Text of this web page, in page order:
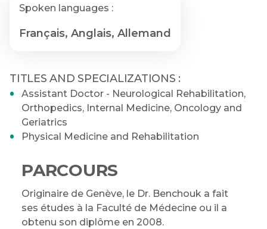
Spoken languages :
Français, Anglais, Allemand
TITLES AND SPECIALIZATIONS :
Assistant Doctor - Neurological Rehabilitation,
Orthopedics, Internal Medicine, Oncology and
Geriatrics
Physical Medicine and Rehabilitation
PARCOURS
Originaire de Genève, le Dr. Benchouk a fait
ses études à la Faculté de Médecine ou il a
obtenu son diplôme en 2008.